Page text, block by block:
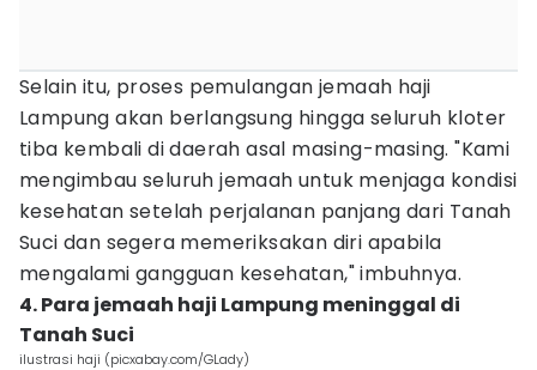
Selain itu, proses pemulangan jemaah haji
Lampung akan berlangsung hingga seluruh kloter
tiba kembali di daerah asal masing-masing. "Kami
mengimbau seluruh jemaah untuk menjaga kondisi
kesehatan setelah perjalanan panjang dari Tanah
Suci dan segera memeriksakan diri apabila
mengalami gangguan kesehatan," imbuhnya.
4. Para jemaah haji Lampung meninggal di
Tanah Suci
ilustrasi haji (picxabay.com/GLady)